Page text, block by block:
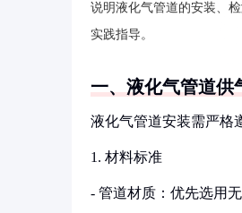
说明液化气管道的安装、
实践指导。
一、液化气管道供
液化气管道安装需严格
1. 材料标准
- 管道材质：优先选用